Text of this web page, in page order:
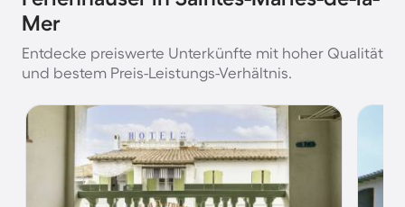
Mer
Entdecke preiswerte Unterkünfte mit hoher Qualität
und bestem Preis-Leistungs-Verhältnis.